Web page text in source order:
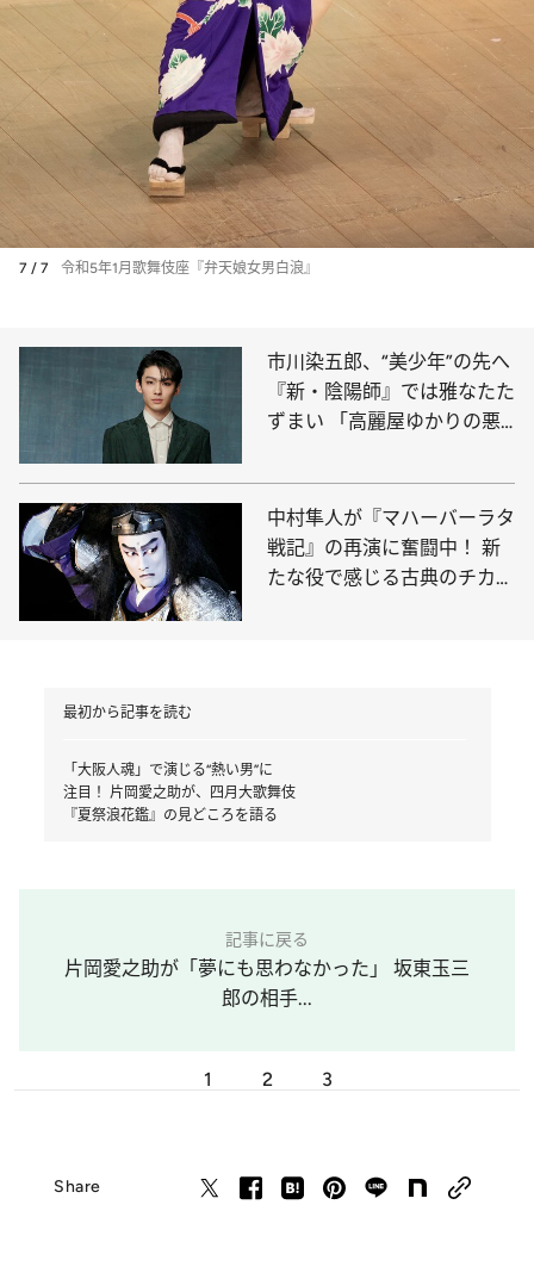
7 / 7 令和5年1月歌舞伎座『弁天娘女男白浪』
市川染五郎、“美少年”の先へ
『新・陰陽師』では雅なたた
ずまい 「高麗屋ゆかりの悪
中村隼人が『マハーバーラタ
戦記』の再演に奮闘中！ 新
たな役で感じる古典のチカラ
最初から記事を読む
「大阪人魂」で演じる“熱い男”に
注目！ 片岡愛之助が、四月大歌舞伎
『夏祭浪花鑑』の見どころを語る
記事に戻る
片岡愛之助が「夢にも思わなかった」 坂東玉三
郎の相手...
1 2 3
Share